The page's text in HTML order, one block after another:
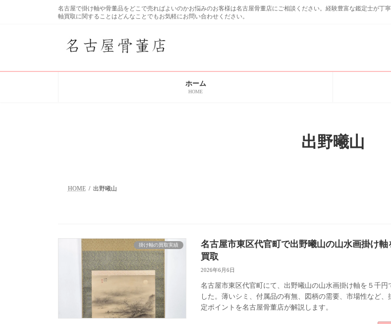
名古屋で掛け軸や骨董品をどこで売ればよいのかお悩みのお客様は名古屋骨董店にご相談ください。経験豊富な鑑定
軸買取に関することはどんなことでもお気軽にお問い合わせください。
ホーム
HOME
出野曦山
HOME 出野曦山
掛け軸の買取実績
名古屋市東区代官町で出野曦山の山水画掛け軸
買取
2026年6月6日
名古屋市東区代官町にて、出野曦山の山水画掛け軸を５千円
した。薄いシミ、付属品の有無、図柄の需要、市場性など、
定ポイントを名古屋骨董店が解説します。